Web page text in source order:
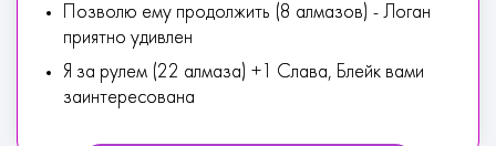
Позволю ему продолжить (8 алмазов) - Логан
приятно удивлен
Я за рулем (22 алмаза) +1 Слава, Блейк вами
заинтересована